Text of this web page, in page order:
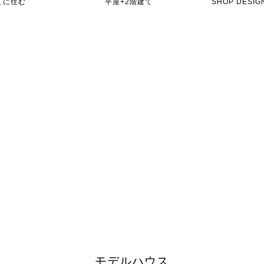
に住む 平屋+2階建て SHOP
モデルハウス